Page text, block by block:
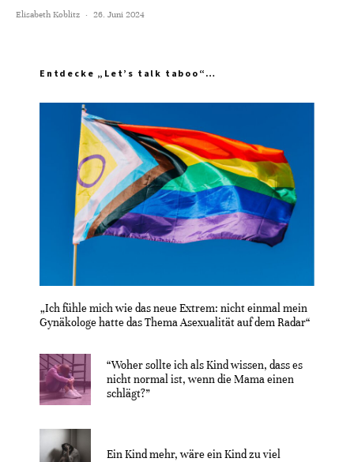
Elisabeth Koblitz · 26. Juni 2024
Entdecke „Let’s talk taboo“…
„Ich fühle mich wie das neue Extrem: nicht einmal mein
Gynäkologe hatte das Thema Asexualität auf dem Radar“
“Woher sollte ich als Kind wissen, dass es
nicht normal ist, wenn die Mama einen
schlägt?”
Ein Kind mehr, wäre ein Kind zu viel